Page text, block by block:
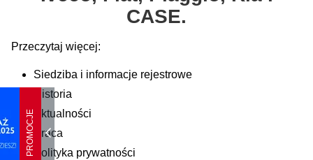
PROMOCJE
CASE.
Przeczytaj więcej:
Siedziba i informacje rejestrowe
Historia
Aktualności
Praca
Polityka prywatności